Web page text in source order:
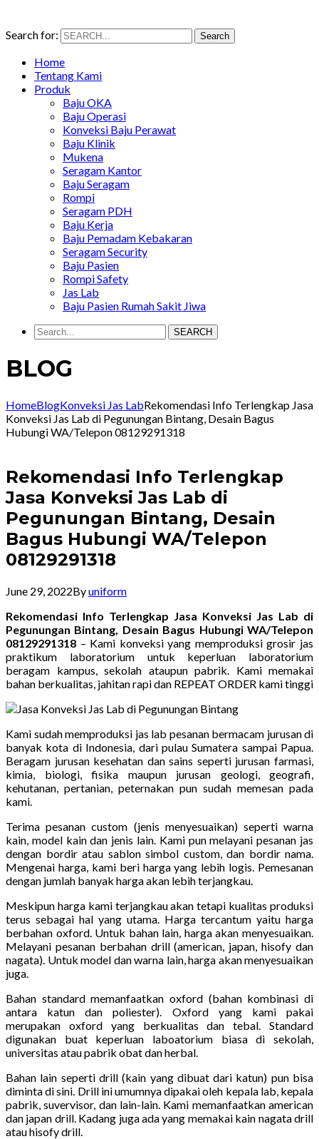
Search for: Search
Home
Tentang Kami
Produk
Baju OKA
Baju Operasi
Konveksi Baju Perawat
Baju Klinik
Mukena
Seragam Kantor
Baju Seragam
Rompi
Seragam PDH
Baju Kerja
Baju Pemadam Kebakaran
Seragam Security
Baju Pasien
Rompi Safety
Jas Lab
Baju Pasien Rumah Sakit Jiwa
SEARCH
BLOG
HomeBlogKonveksi Jas LabRekomendasi Info Terlengkap Jasa
Konveksi Jas Lab di Pegunungan Bintang, Desain Bagus
Hubungi WA/Telepon 08129291318
Rekomendasi Info Terlengkap
Jasa Konveksi Jas Lab di
Pegunungan Bintang, Desain
Bagus Hubungi WA/Telepon
08129291318
June 29, 2022Byuniform
Rekomendasi Info Terlengkap Jasa Konveksi Jas Lab di
Pegunungan Bintang, Desain Bagus Hubungi WA/Telepon
08129291318 – Kami konveksi yang memproduksi grosir jas
praktikum laboratorium untuk keperluan laboratorium
beragam kampus, sekolah ataupun pabrik. Kami memakai
bahan berkualitas, jahitan rapi dan REPEAT ORDER kami tinggi
Kami sudah memproduksi jas lab pesanan bermacam jurusan di
banyak kota di Indonesia, dari pulau Sumatera sampai Papua.
Beragam jurusan kesehatan dan sains seperti jurusan farmasi,
kimia, biologi, fisika maupun jurusan geologi, geografi,
kehutanan, pertanian, peternakan pun sudah memesan pada
kami.
Terima pesanan custom (jenis menyesuaikan) seperti warna
kain, model kain dan jenis lain. Kami pun melayani pesanan jas
dengan bordir atau sablon simbol custom, dan bordir nama.
Mengenai harga, kami beri harga yang lebih logis. Pemesanan
dengan jumlah banyak harga akan lebih terjangkau.
Meskipun harga kami terjangkau akan tetapi kualitas produksi
terus sebagai hal yang utama. Harga tercantum yaitu harga
berbahan oxford. Untuk bahan lain, harga akan menyesuaikan.
Melayani pesanan berbahan drill (american, japan, hisofy dan
nagata). Untuk model dan warna lain, harga akan menyesuaikan
juga.
Bahan standard memanfaatkan oxford (bahan kombinasi di
antara katun dan poliester). Oxford yang kami pakai
merupakan oxford yang berkualitas dan tebal. Standard
digunakan buat keperluan laboatorium biasa di sekolah,
universitas atau pabrik obat dan herbal.
Bahan lain seperti drill (kain yang dibuat dari katun) pun bisa
diminta di sini. Drill ini umumnya dipakai oleh kepala lab, kepala
pabrik, suvervisor, dan lain-lain. Kami memanfaatkan american
dan japan drill. Kadang juga ada yang memakai kain nagata drill
atau hisofy drill.